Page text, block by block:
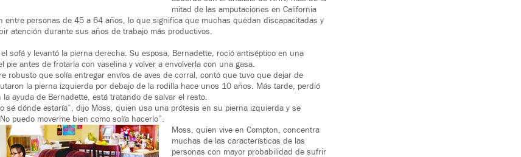
mitad de las amputaciones en California
entre personas de 45 a 64 años, lo que significa que muchas quedan discapacitadas y
atención durante sus años de trabajo más productivos.
sofá y levantó la pierna derecha. Su esposa, Bernadette, roció antiséptico en una
pie antes de frotarla con vaselina y volver a envolverla con una gasa.
robusto que solía entregar envíos de aves de corral, contó que tuvo que dejar de
la pierna izquierda por debajo de la rodilla hace unos 10 años. Más tarde, perdió
ayuda de Bernadette, está tratando de salvar el resto.
sé dónde estaría”, dijo Moss, quien usa una prótesis en su pierna izquierda y se
puedo moverme bien como solía hacerlo”.
Moss, quien vive en Compton, concentra
muchas de las características de las
personas con mayor probabilidad de sufrir